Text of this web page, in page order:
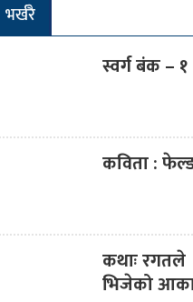
भर्खरै
स्वर्ग बंक – १
कविता :
कथाः रगतले
भिजेको